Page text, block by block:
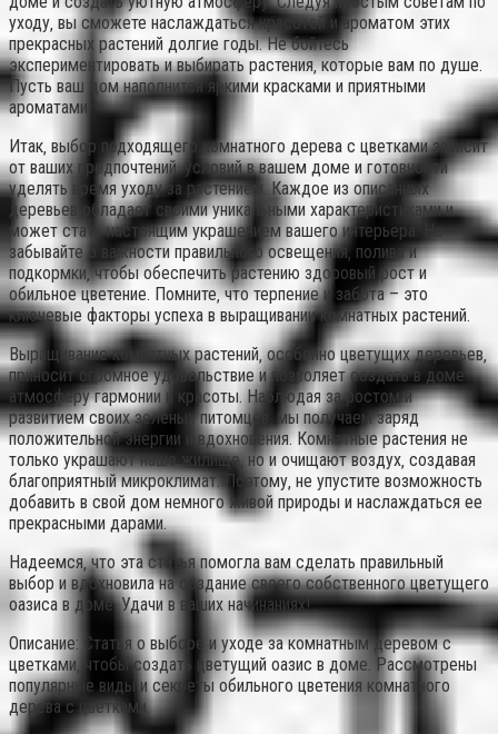
уходу‚ вы сможете наслаждаться красотой и ароматом этих
прекрасных растений долгие годы. Не бойтесь
экспериментировать и выбирать растения‚ которые вам по душе.
Пусть ваш дом наполнится яркими красками и приятными
ароматами!
Итак‚ выбор подходящего комнатного дерева с цветками зависит
от ваших предпочтений‚ условий в вашем доме и готовности
уделять время уходу за растением. Каждое из описанных
деревьев обладает своими уникальными характеристиками и
может стать настоящим украшением вашего интерьера. Не
забывайте о важности правильного освещения‚ полива и
подкормки‚ чтобы обеспечить растению здоровый рост и
обильное цветение. Помните‚ что терпение и забота – это
ключевые факторы успеха в выращивании комнатных растений.
Выращивание комнатных растений‚ особенно цветущих деревьев‚
приносит огромное удовольствие и позволяет создать в доме
атмосферу гармонии и красоты. Наблюдая за ростом и
развитием своих зеленых питомцев‚ мы получаем заряд
положительной энергии и вдохновения. Комнатные растения не
только украшают наше жилище‚ но и очищают воздух‚ создавая
благоприятный микроклимат. Поэтому‚ не упустите возможность
добавить в свой дом немного живой природы и наслаждаться ее
прекрасными дарами.
Надеемся‚ что эта статья помогла вам сделать правильный
выбор и вдохновила на создание своего собственного цветущего
оазиса в доме. Удачи в ваших начинаниях!
Описание: Статья о выборе и уходе за комнатным деревом с
цветками‚ чтобы создать цветущий оазис в доме. Рассмотрены
популярные виды и секреты обильного цветения комнатного
дерева с цветками.